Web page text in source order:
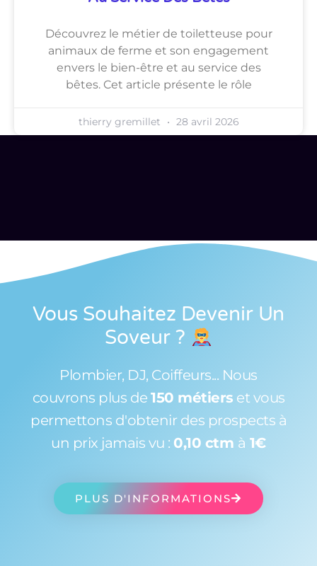
Découvrez le métier de toiletteuse pour
animaux de ferme et son engagement
envers le bien-être et au service des
bêtes. Cet article présente le rôle
thierry gremillet 28 avril 2026
Vous Souhaitez Devenir Un
Soveur ?
Plombier, DJ, Coiffeurs... Nous
couvrons plus de 150 métiers et vous
permettons d'obtenir des prospects à
un prix jamais vu : 0,10 ctm à 1€
PLUS D'INFORMATIONS